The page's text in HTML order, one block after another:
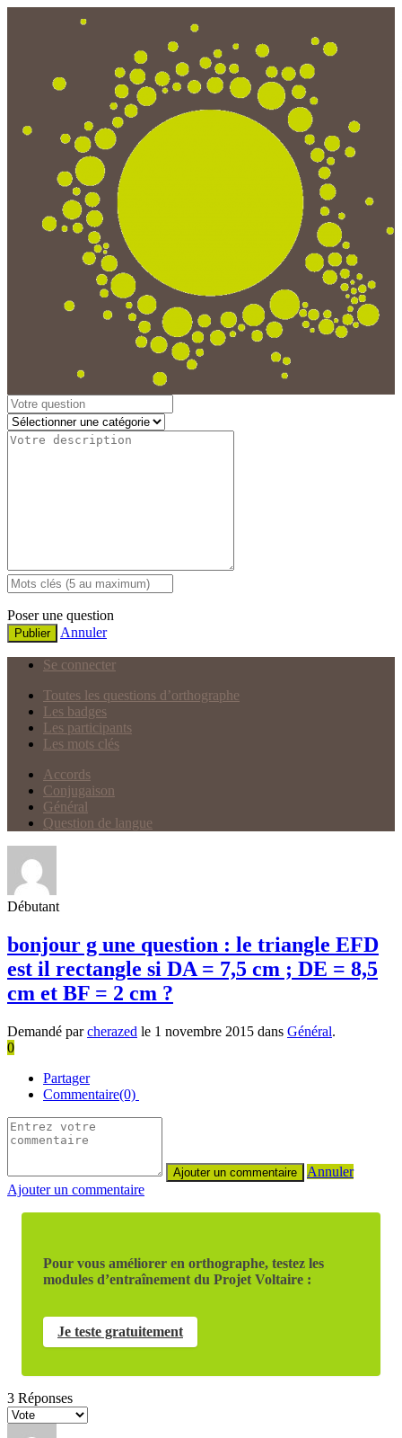
Poser une question
Publier Annuler
Se connecter
Toutes les questions d’orthographe
Les badges
Les participants
Les mots clés
Accords
Conjugaison
Général
Question de langue
Débutant
bonjour g une question : le triangle EFD
est il rectangle si DA = 7,5 cm ; DE = 8,5
cm et BF = 2 cm ?
Demandé parcherazed le 1 novembre 2015 dans Général.
0
Partager
Commentaire(0)
Annuler
Ajouter un commentaire
Pour vous améliorer en orthographe, testez les
modules d’entraînement du Projet Voltaire :
Je teste gratuitement
3 Réponses